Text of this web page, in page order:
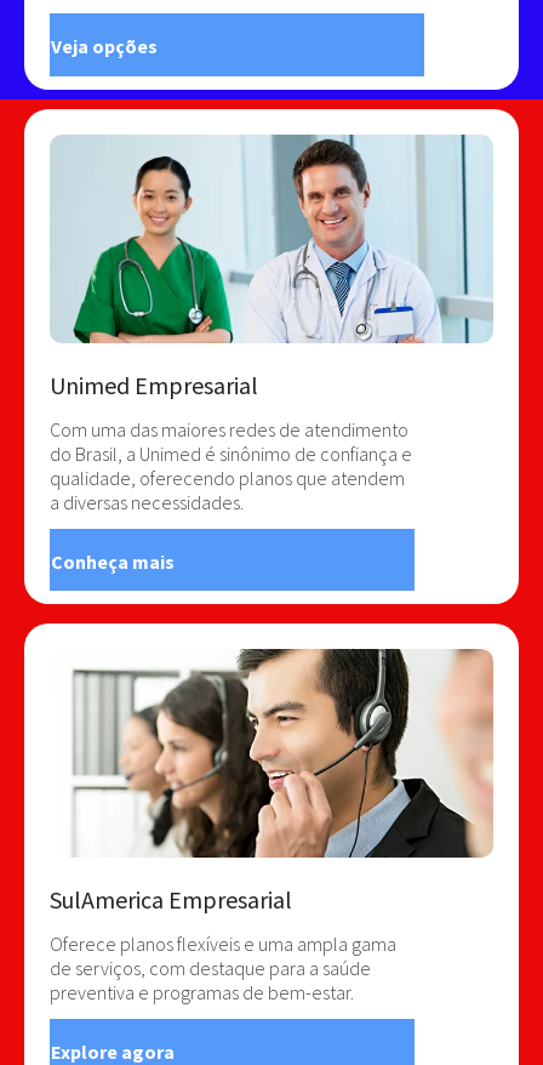
Veja opções
Unimed Empresarial
Com uma das maiores redes de atendimento
do Brasil, a Unimed é sinônimo de confiança e
qualidade, oferecendo planos que atendem
a diversas necessidades.
Conheça mais
SulAmerica Empresarial
Oferece planos flexíveis e uma ampla gama
de serviços, com destaque para a saúde
preventiva e programas de bem-estar.
Explore agora